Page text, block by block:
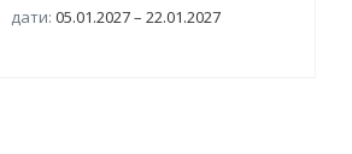
дати: 05.01.2027 – 22.01.2027